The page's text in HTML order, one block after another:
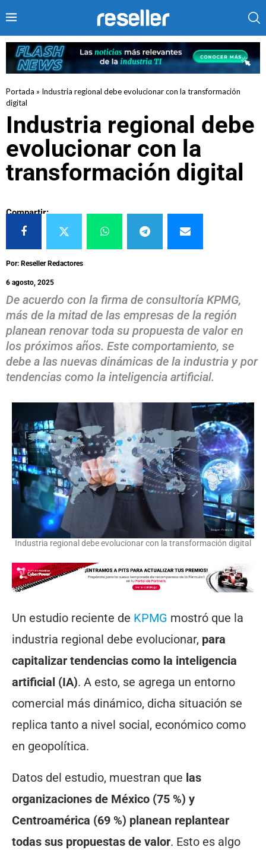
Portada » Industria regional debe evolucionar con la transformación
digital
Industria regional debe
evolucionar con la
transformación digital
Compartir:
Por: Reseller Redactores
6 agosto, 2025
De acuerdo con la firma de consultoría KPMG,
más de la mitad de las empresas de la región
planean renovar toda su propuesta de valor en
los próximos años. Este comportamiento, se
debe a las nuevas dinámicas de la industria y por
tendencias como la inteligencia artificial.
Industria regional debe evolucionar con la transformación digital
Un estudio reciente de KPMG mostró que la
industria regional debe evolucionar, para
capitalizar tendencias como la inteligencia
artificial (IA). A esto, se agrega un entorno
comercial más dinámico, dicha situación se
replica tanto a nivel social, económico como
en geopolítica.
Datos del estudio, muestran que las
organizaciones de México (75 %) y
Centroamérica (69 %) planean replantear
todas sus propuestas de valor. Esto es algo